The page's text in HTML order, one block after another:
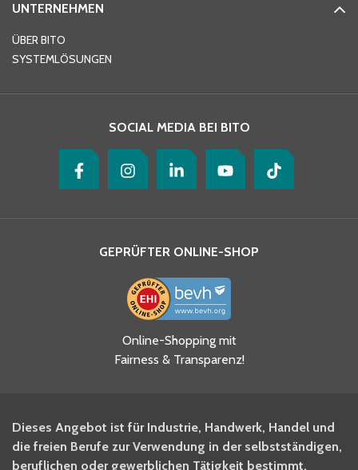
Ja, ich habe die
Datenschutzhinweise gelesen
und akzeptiere diese.
BITO Newsletter Fachwissen
Intralogistiker anmelden.
UNTERNEHMEN
ÜBER BITO
SYSTEMLÖSUNGEN
SOCIAL MEDIA BEI BITO
GEPRÜFTER ONLINE-SHOP
Online-Shopping mit
Fairness & Transparenz!
Dieses Angebot ist für Industrie, Handwerk, Handel und
die freien Berufe zur Verwendung in der selbstständigen,
beruflichen oder gewerblichen Tätigkeit bestimmt.